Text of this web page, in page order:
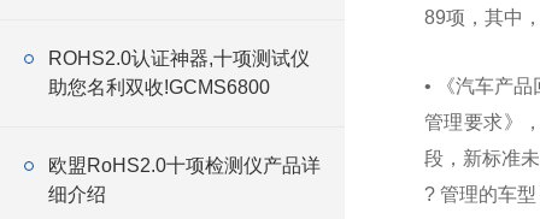
ROHS2.0认证神器,十项测试仪
助您名利双收!GCMS6800
欧盟RoHS2.0十项检测仪产品详
细介绍
89项，其中
• 《汽车产
管理要求》
段，新标准
? 管理的车